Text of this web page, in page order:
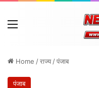
Menu
Home /राज्य /पंजाब
पंजाब